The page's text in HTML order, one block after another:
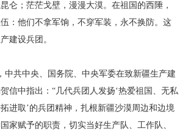
；茫茫戈壁，漫漫大漠。在祖国的西陲，
：他们不拿军饷，不穿军装，永不换防。这
建设兵团。
共中央、国务院、中央军委在致新疆生产建
信中指出：“几代兵团人发扬‘热爱祖国、无私
进取’的兵团精神，扎根新疆沙漠周边和边境
家赋予的职责，切实当好生产队、工作队、